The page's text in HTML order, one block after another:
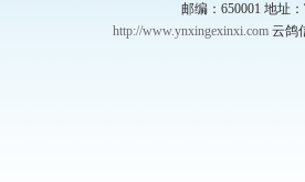
邮编：650001 地址
http://www.ynxingexinxi.com 云鸽